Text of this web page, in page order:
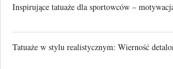
Inspirujące tatuaże dla sportowców –
Tatuaże w stylu realistycznym: Wierność